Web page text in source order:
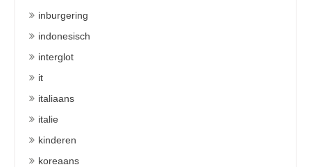
inburgering
indonesisch
interglot
it
italiaans
italie
kinderen
koreaans